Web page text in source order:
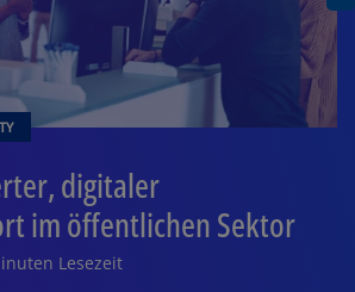
digitaler
im öffentlichen Sektor
Lesezeit